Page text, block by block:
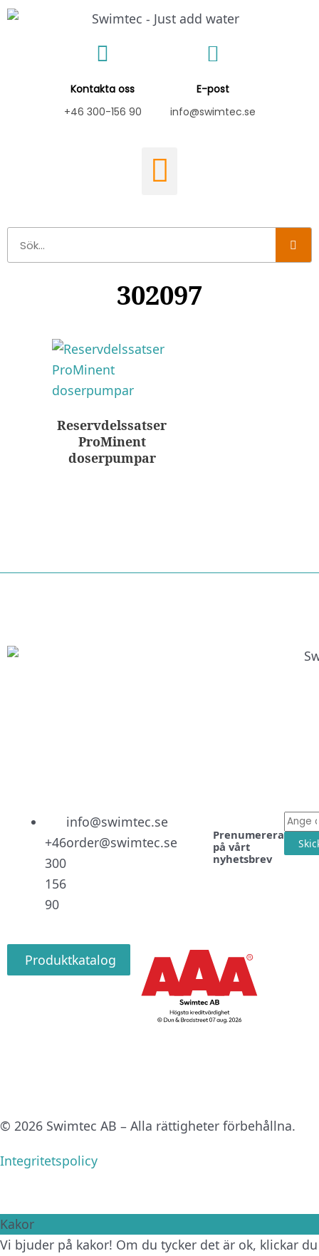
Hoppa
Kontakta oss
+46 300-156 90
E-post
info@swimtec.se
302097
Reservdelssatser
ProMinent
doserpumpar
+46
300
156
90
info@swimtec.se
order@swimtec.se
Prenumerera
på vårt
nyhetsbrev
E-
post
Produktkatalog
© 2026 Swimtec AB – Alla rättigheter förbehållna.
Integritetspolicy
Kakor
Vi bjuder på kakor! Om du tycker det är ok, klickar du